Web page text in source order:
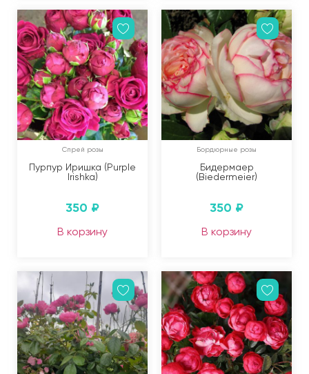
Спрей розы
Пурпур Иришка (Purple
Irishka)
350 ₽
В корзину
Бордюрные розы
Бидермаер
(Biedermeier)
350 ₽
В корзину